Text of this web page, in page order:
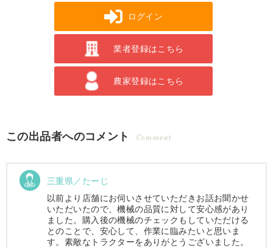
ログイン
業者登録はこちら
農家登録はこちら
この出品者へのコメント Comment
三重県／たーじ
以前より店舗にお伺いさせていただきお話お聞かせ
いただいたので、機械の品質に対して安心感があり
ました。購入後の機械のチェックもしていただける
とのことで、安心して、作業に臨みたいと思いま
す。素敵なトラクターをありがとうございました。